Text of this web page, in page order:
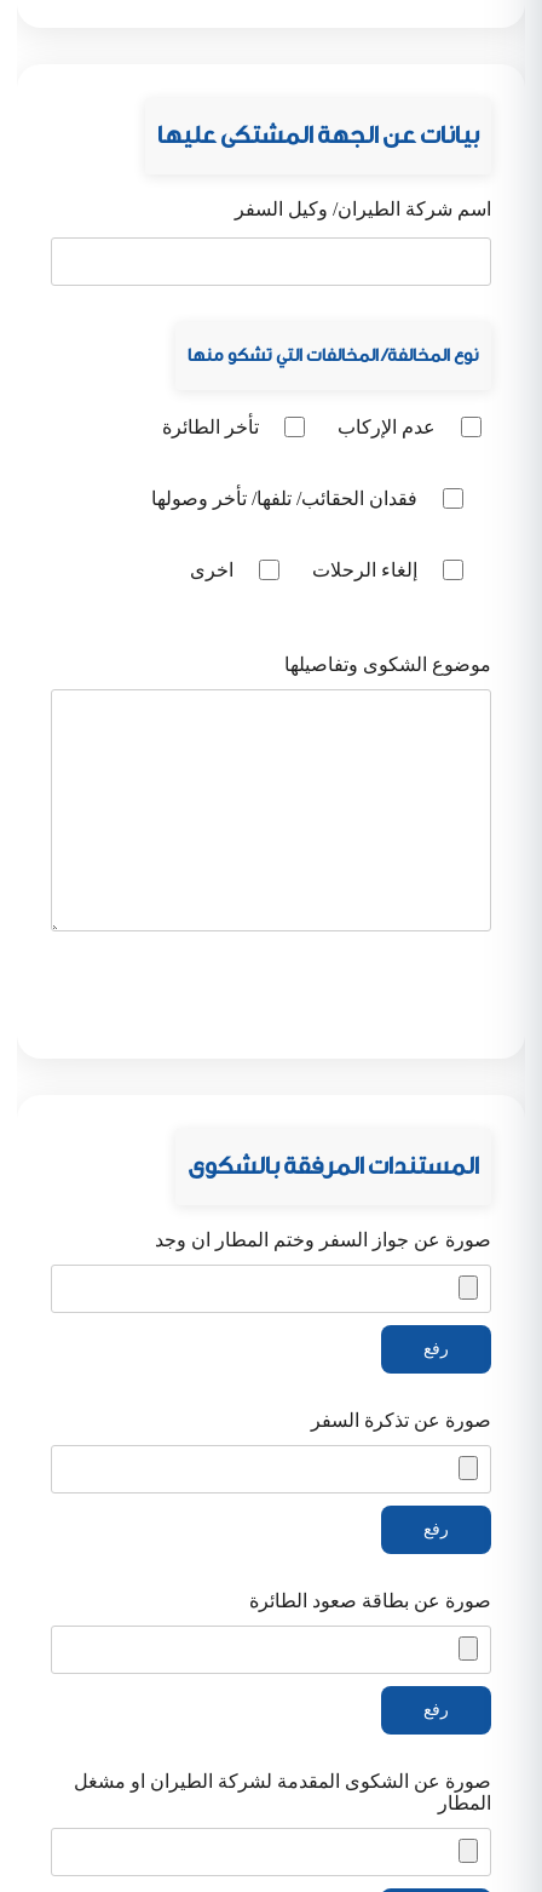
بيانات عن الجهة المشتكى عليها
اسم شركة الطيران/ وكيل السفر
نوع المخالفة/ المخالفات التي تشكو منها
عدم الإركاب تأخر الطائرة
فقدان الحقائب/ تلفها/ تأخر وصولها
إلغاء الرحلات اخرى
موضوع الشكوى وتفاصيلها
المستندات المرفقة بالشكوى
صورة عن جواز السفر وختم المطار ان وجد
صورة عن تذكرة السفر
صورة عن بطاقة صعود الطائرة
صورة عن الشكوى المقدمة لشركة الطيران او مشغل
المطار